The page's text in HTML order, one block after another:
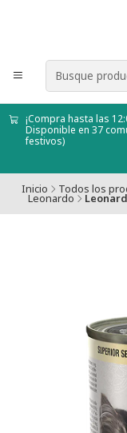
¡Compra hasta las
Disponible en 37
festivos)
Inicio Todos los
Leonardo